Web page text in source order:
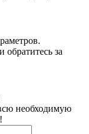
обратитесь за
необходимую